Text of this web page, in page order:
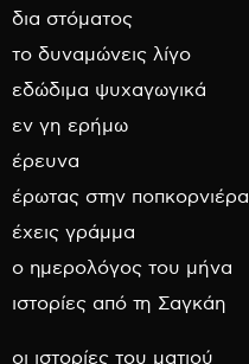
δια στόματος
το δυναμώνεις λίγο
εδώδιμα ψυχαγωγικά
εν γη ερήμω
έρευνα
έρωτας στην ποπκορνιέρα
έχεις γράμμα
ο ημερολόγος του μήνα
ιστορίες από τη Σαγκάη
οι ιστορίες του ματιού